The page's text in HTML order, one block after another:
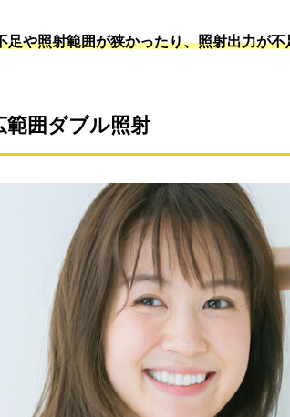
足や照射範囲が狭かったり、照射出力が不
範囲ダブル照射